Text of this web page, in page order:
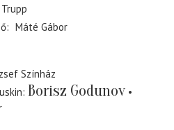
Máté Gábor
Színház
Borisz Godunov